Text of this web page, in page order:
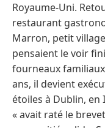
Royaume-Uni.
restaurant
Marron, petit
pensaient le voir
fourneaux
ans, il devient
étoiles à Dublin,
« avait raté le